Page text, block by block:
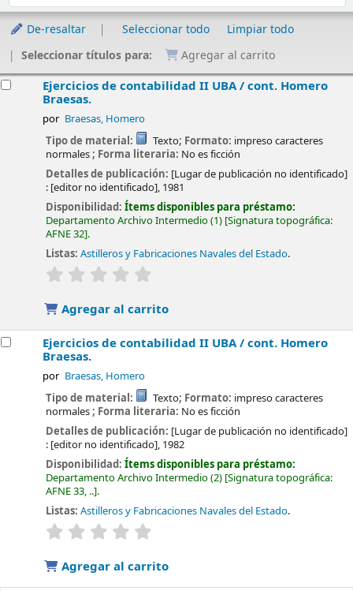
De-resaltar Seleccionar todo
Limpiar todo
Seleccionar títulos para:
Agregar al carrito
Ejercicios de contabilidad II UBA /cont. Homero
Braesas.
por Braesas, Homero
Tipo de material: Texto; Formato: impreso caracteres
normales; Forma literaria: No es ficción
Detalles de publicación: [Lugar de publicación no identificado]
: [editor no identificado], 1981
Disponibilidad:Ítems disponibles para préstamo:
Departamento Archivo Intermedio(1) Signatura topográfica:
AFNE 32 .
Listas: Astilleros y Fabricaciones Navales del Estado.
valoración
Agregar al carrito
Ejercicios de contabilidad II UBA /cont. Homero
Braesas.
por Braesas, Homero
Tipo de material: Texto; Formato: impreso caracteres
normales; Forma literaria: No es ficción
Detalles de publicación: [Lugar de publicación no identificado]
: [editor no identificado], 1982
Disponibilidad:Ítems disponibles para préstamo:
Departamento Archivo Intermedio(2) Signatura topográfica:
AFNE 33, .. .
Listas: Astilleros y Fabricaciones Navales del Estado.
valoración
Agregar al carrito